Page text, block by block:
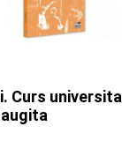
Curs